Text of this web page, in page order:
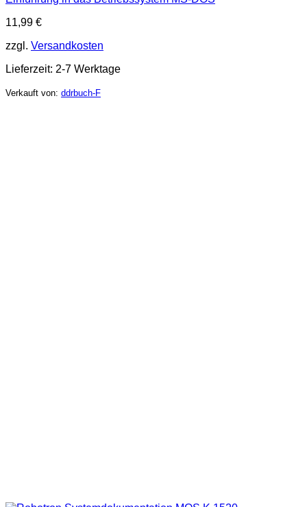
11,99 €
zzgl. Versandkosten
Lieferzeit: 2-7 Werktage
Verkauft von: ddrbuch-F